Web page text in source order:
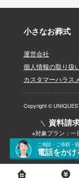
小さなお葬式
運営会社
個人情報の取り扱
カスタマーハラス
Copyright ©
資料請
※対象プラン：一
ご相談・ご依頼・
電話をかけ